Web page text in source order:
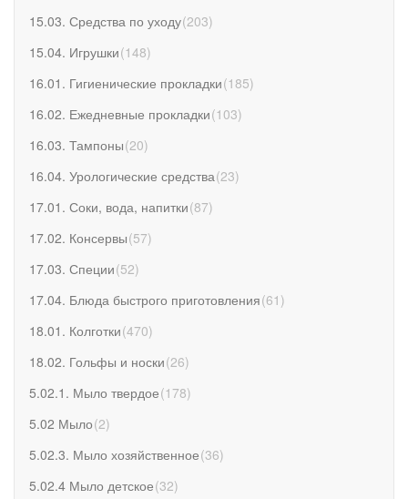
15.03. Средства по уходу(203)
15.04. Игрушки(148)
16.01. Гигиенические прокладки(185)
16.02. Ежедневные прокладки(103)
16.03. Тампоны(20)
16.04. Урологические средства(23)
17.01. Соки, вода, напитки(87)
17.02. Консервы(57)
17.03. Специи(52)
17.04. Блюда быстрого приготовления(61 )
18.01. Колготки(470)
18.02. Гольфы и носки(26)
5.02.1. Мыло твердое(178)
5.02 Мыло(2)
5.02.3. Мыло хозяйственное(36)
5.02.4 Мыло детское(32)